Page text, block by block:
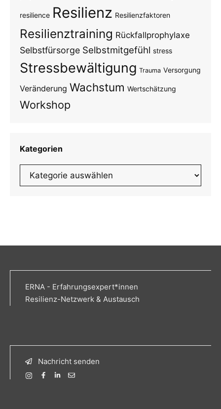
resilience Resilienz Resilienzfaktoren
Resilienztraining Rückfallprophylaxe
Selbstfürsorge Selbstmitgefühl stress
Stressbewältigung Trauma Versorgung
Veränderung Wachstum Wertschätzung
Workshop
Kategorien
Kategorien
ERNA - Erfahrungsexpert*innen
Resilienz-Netzwerk & Austausch
Nachricht senden